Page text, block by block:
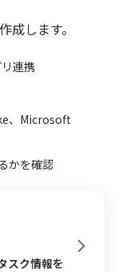
します。
連携
、Microsoft
かを確認
スク情報を